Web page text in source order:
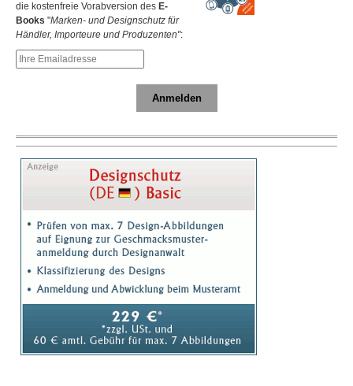
die kostenfreie Vorabversion des E-
Books "Marken- und Designschutz für
Händler, Importeure und Produzenten":
Anmelden